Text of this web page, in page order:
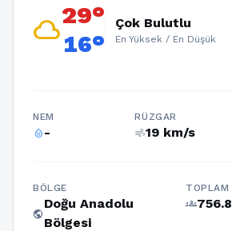
cloud29°
16°
Çok Bulutlu
En Yüksek / En Düşük
NEM
humidity_percentage-
RÜZGAR
air19 km/s
BÖLGE
public
Doğu Anadolu
Bölgesi
TOPLAM
groups